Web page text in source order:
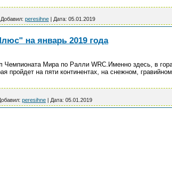
Добавил: peresihne | Дата: 05.01.2019
на январь 2019 года
Мира по Ралли WRC.Именно здесь, в
пройдет на пяти континентах, на снежном,
peresihne | Дата: 05.01.2019